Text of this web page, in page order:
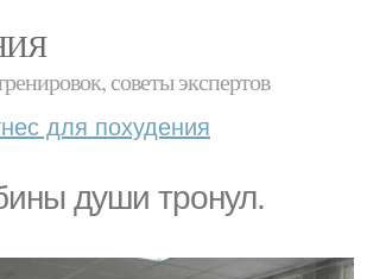
советы экспертов
для похудения
души тронул.